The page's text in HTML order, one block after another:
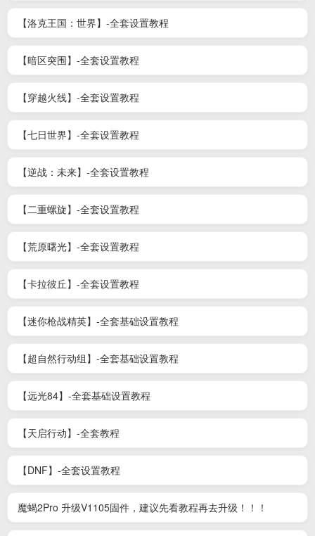
【洛克王国：世界】-全套设置教程
【暗区突围】-全套设置教程
【穿越火线】-全套设置教程
【七日世界】-全套设置教程
【逆战：未来】-全套设置教程
【二重螺旋】-全套设置教程
【荒原曙光】-全套设置教程
【卡拉彼丘】-全套设置教程
【迷你枪战精英】-全套基础设置教程
【超自然行动组】-全套基础设置教程
【远光84】-全套基础设置教程
【天启行动】-全套教程
【DNF】-全套设置教程
魔蝎2Pro 升级V1105固件，建议先看教程再去升级！！！